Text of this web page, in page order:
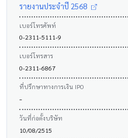
รายงานประจำปี 2568
เบอร์โทรศัพท์
0-2311-5111-9
เบอร์โทรสาร
0-2311-6867
ที่ปรึกษาทางการเงิน IPO
-
วันที่ก่อตั้งบริษัท
10/08/2515